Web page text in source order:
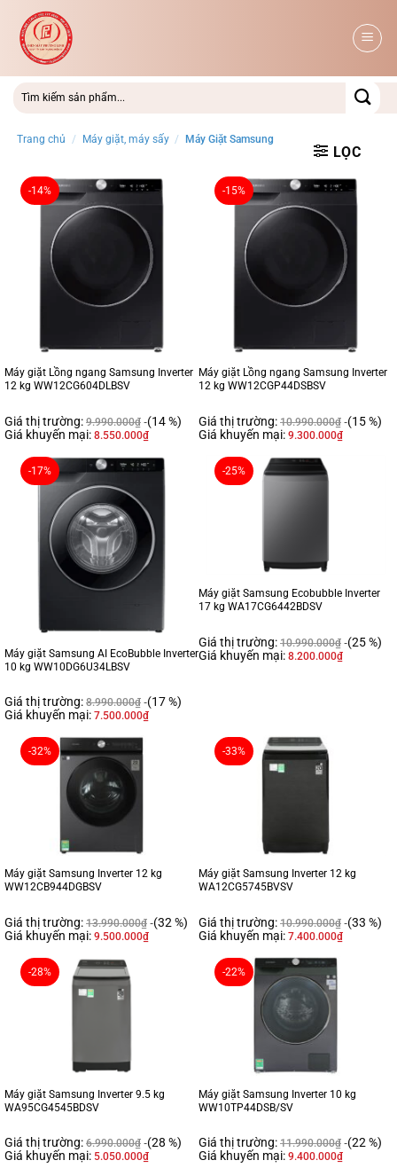
qua
dung
Trang chủ / Máy giặt, máy sấy / Máy Giặt Samsung
LỌC
-14%
Máy giặt Lồng ngang Samsung Inverter
12 kg WW12CG604DLBSV
Giá thị trường: 9.990.000₫ (14 %)
Giá khuyến mại: 8.550.000₫
-15%
Máy giặt Lồng ngang Samsung Inverter
12 kg WW12CGP44DSBSV
Giá thị trường: 10.990.000₫ (15 %)
Giá khuyến mại: 9.300.000₫
-17%
Máy giặt Samsung AI EcoBubble Inverter
10 kg WW10DG6U34LBSV
Giá thị trường: 8.990.000₫ (17 %)
Giá khuyến mại: 7.500.000₫
-25%
Máy giặt Samsung Ecobubble Inverter
17 kg WA17CG6442BDSV
Giá thị trường: 10.990.000₫ (25 %)
Giá khuyến mại: 8.200.000₫
-32%
Máy giặt Samsung Inverter 12 kg
WW12CB944DGBSV
Giá thị trường: 13.990.000₫ (32 %)
Giá khuyến mại: 9.500.000₫
-33%
Máy giặt Samsung Inverter 12 kg
WA12CG5745BVSV
Giá thị trường: 10.990.000₫ (33 %)
Giá khuyến mại: 7.400.000₫
-28%
Máy giặt Samsung Inverter 9.5 kg
WA95CG4545BDSV
Giá thị trường: 6.990.000₫ (28 %)
Giá khuyến mại: 5.050.000₫
-22%
Máy giặt Samsung Inverter 10 kg
WW10TP44DSB/SV
Giá thị trường: 11.990.000₫ (22 %)
Giá khuyến mại: 9.400.000₫